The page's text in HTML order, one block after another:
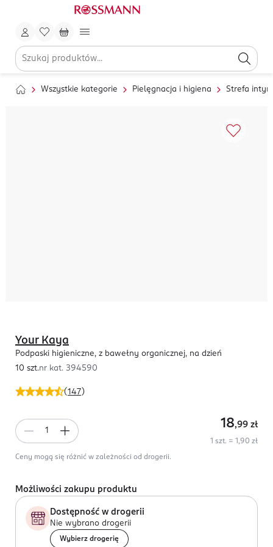
Wszystkie kategorie Pielęgnacja i higiena Strefa
(147)
Your Kaya
Podpaski higieniczne, z bawełny organicznej, na dzień
10 szt.nr kat. 394590
18,99 zł
1 szt. = 1,90 zł
Ceny mogą się różnić w zależności od drogerii.
Możliwości zakupu produktu
Dostępność w drogerii
Nie wybrano drogerii
Wybierz drogerię